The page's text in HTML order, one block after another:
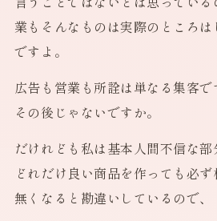
業もそんなものは実際のところ
ですよ。
広告も営業も所詮は単なる集客
その後じゃないですか。
だけれども私は基本人間不信な部
どれだけ良い商品を作っても必
無くなると勘違いしているので、